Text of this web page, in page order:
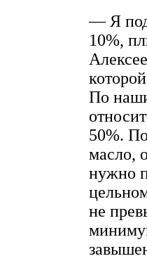
— Я
10%,
По
50%.
масло,
нужно
не